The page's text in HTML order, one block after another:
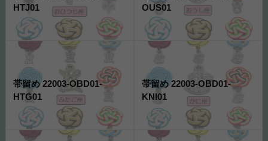
HTJ01
OUS01
帯留め 22003-OBD01-
HTG01
帯留め 22003-OBD01-
KNI01